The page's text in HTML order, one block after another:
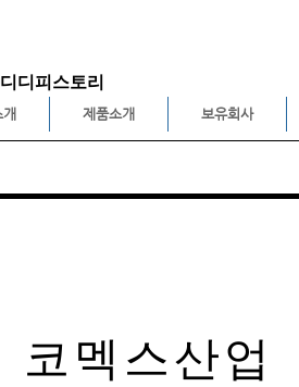
디피스토리
제품소개 보유회사
코멕스산업